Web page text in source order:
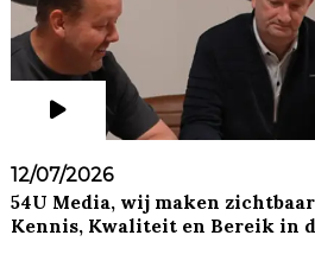
12/07/2026
54U Media, wij maken
Kennis, Kwaliteit en Bereik in